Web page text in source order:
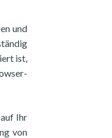
und
ist,
Ihr
von